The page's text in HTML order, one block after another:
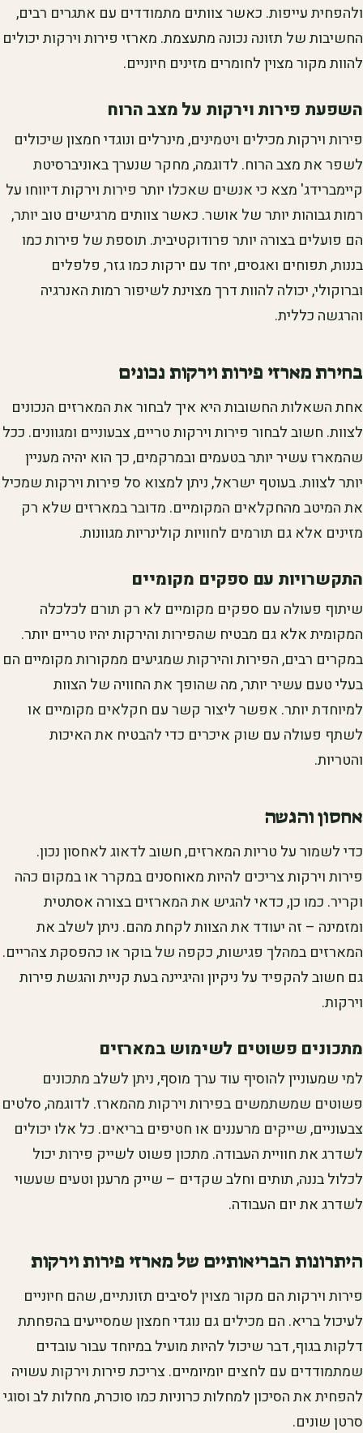
ולהפחית עייפות. כאשר צוותים מתמודדים עם אתגרים רבים,
החשיבות של תזונה נכונה מתעצמת. מארזי פירות וירקות יכולים
להוות מקור מצוין לחומרים מזינים חיוניים.
השפעת פירות וירקות על מצב הרוח
פירות וירקות מכילים ויטמינים, מינרלים ונוגדי חמצון שיכולים
לשפר את מצב הרוח. לדוגמה, מחקר שנערך באוניברסיטת
קיימברידג' מצא כי אנשים שאכלו יותר פירות וירקות דיווחו על
רמות גבוהות יותר של אושר. כאשר צוותים מרגישים טוב יותר,
הם פועלים בצורה יותר פרודוקטיבית. תוספת של פירות כמו
בננות, תפוחים ואגסים, יחד עם ירקות כמו גזר, פלפלים
וברוקולי, יכולה להוות דרך מצוינת לשיפור רמות האנרגיה
והרגשה כללית.
בחירת מארזי פירות וירקות נכונים
אחת השאלות החשובות היא איך לבחור את המארזים הנכונים
לצוות. חשוב לבחור פירות וירקות טריים, צבעוניים ומגוונים. ככל
שהמארז עשיר יותר בטעמים ובמרקמים, כך הוא יהיה מעניין
יותר לצוות. בעוטף ישראל, ניתן למצוא סל פירות וירקות שמכיל
את המיטב מהחקלאים המקומיים. מדובר במארזים שלא רק
מזינים אלא גם תורמים לחוויות קולינריות מגוונות.
התקשרויות עם ספקים מקומיים
שיתוף פעולה עם ספקים מקומיים לא רק תורם לכלכלה
המקומית אלא גם מבטיח שהפירות והירקות יהיו טריים יותר.
במקרים רבים, הפירות והירקות שמגיעים ממקורות מקומיים הם
בעלי טעם עשיר יותר, מה שהופך את החוויה של הצוות
למיוחדת יותר. אפשר ליצור קשר עם חקלאים מקומיים או
לשתף פעולה עם שוק איכרים כדי להבטיח את האיכות
והטריות.
אחסון והגשה
כדי לשמור על טריות המארזים, חשוב לדאוג לאחסון נכון.
פירות וירקות צריכים להיות מאוחסנים במקרר או במקום כהה
וקריר. כמו כן, כדאי להגיש את המארזים בצורה אסתטית
ומזמינה – זה יעודד את הצוות לקחת מהם. ניתן לשלב את
המארזים במהלך פגישות, כקפה של בוקר או כהפסקת צהריים.
גם חשוב להקפיד על ניקיון והיגיינה בעת קניית והגשת פירות
וירקות.
מתכונים פשוטים לשימוש במארזים
למי שמעוניין להוסיף עוד ערך מוסף, ניתן לשלב מתכונים
פשוטים שמשתמשים בפירות וירקות מהמארז. לדוגמה, סלטים
צבעוניים, שייקים מרעננים או חטיפים בריאים. כל אלו יכולים
לשדרג את חוויית העבודה. מתכון פשוט לשייק פירות יכול
לכלול בננה, תותים וחלב שקדים – שייק מרענן וטעים שעשוי
לשדרג את יום העבודה.
היתרונות הבריאותיים של מארזי פירות וירקות
פירות וירקות הם מקור מצוין לסיבים תזונתיים, שהם חיוניים
לעיכול בריא. הם מכילים גם נוגדי חמצון שמסייעים בהפחתת
דלקות בגוף, דבר שיכול להיות מועיל במיוחד עבור עובדים
שמתמודדים עם לחצים יומיומיים. צריכת פירות וירקות עשויה
להפחית את הסיכון למחלות כרוניות כמו סוכרת, מחלות לב וסוגי
סרטן שונים.